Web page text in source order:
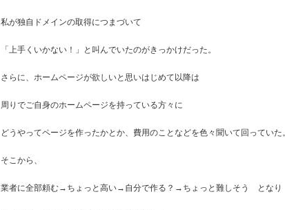
私が独自ドメインの取得につまづいて
「上手くいかない！」と叫んでいたのがきっかけだった。
さらに、ホームページが欲しいと思いはじめて以降は
周りでご自身のホームページを持っている方々に
どうやってページを作ったかとか、費用のことなどを色々聞いて回っていた。
そこから、
業者に全部頼む→ちょっと高い→自分で作る？→ちょっと難しそう となり